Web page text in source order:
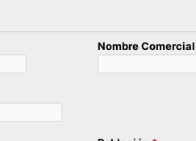
Nombre Comercial